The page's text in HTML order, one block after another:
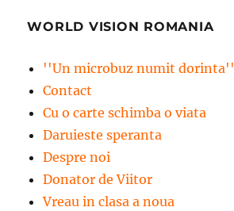
WORLD VISION ROMANIA
''Un microbuz numit dorinta''
Contact
Cu o carte schimba o viata
Daruieste speranta
Despre noi
Donator de Viitor
Vreau in clasa a noua